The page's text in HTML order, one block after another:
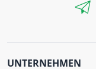
UNTERNEHMEN